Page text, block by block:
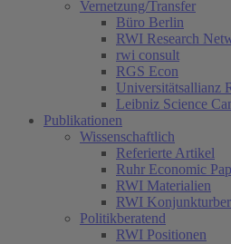
Vernetzung/Transfer
Büro Berlin
RWI Research
rwi consult
RGS Econ
Universitätsallianz
Leibniz Science
Publikationen
Wissenschaftlich
Referierte Artikel
Ruhr Economic
RWI Materialien
RWI
Politikberatend
RWI Positionen